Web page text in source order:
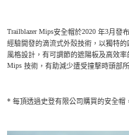
Trailblazer Mips安全帽於2020 年3月發
經驗開發的滴流式外殼技術，以獨特
風格設計，有可調節的遮陽板及高效
Mips 技術，有助減少遭受撞擊時頭部
* 每頂透過史登有限公司購買的安全帽